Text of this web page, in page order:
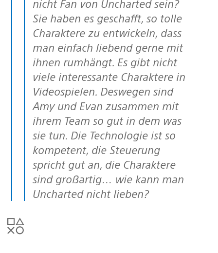
nicht Fan von Uncharted sein?
Sie haben es geschafft, so tolle
Charaktere zu entwickeln, dass
man einfach liebend gerne mit
ihnen rumhängt. Es gibt nicht
viele interessante Charaktere in
Videospielen. Deswegen sind
Amy und Evan zusammen mit
ihrem Team so gut in dem was
sie tun. Die Technologie ist so
kompetent, die Steuerung
spricht gut an, die Charaktere
sind großartig… wie kann man
Uncharted nicht lieben?